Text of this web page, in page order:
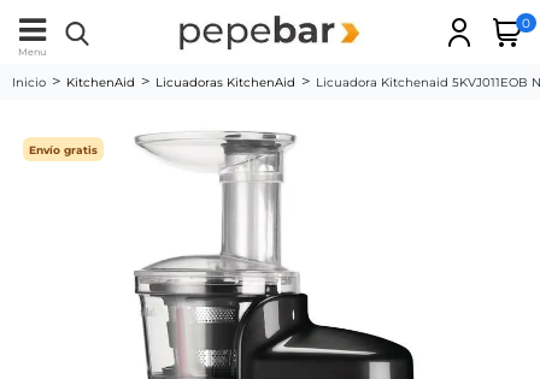
Menu
0
Inicio KitchenAid Licuadoras KitchenAid Licuadora Kitchenaid 5KVJ011EOB
Envío gratis